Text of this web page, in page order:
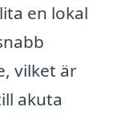
en lokal
vilket är
akuta